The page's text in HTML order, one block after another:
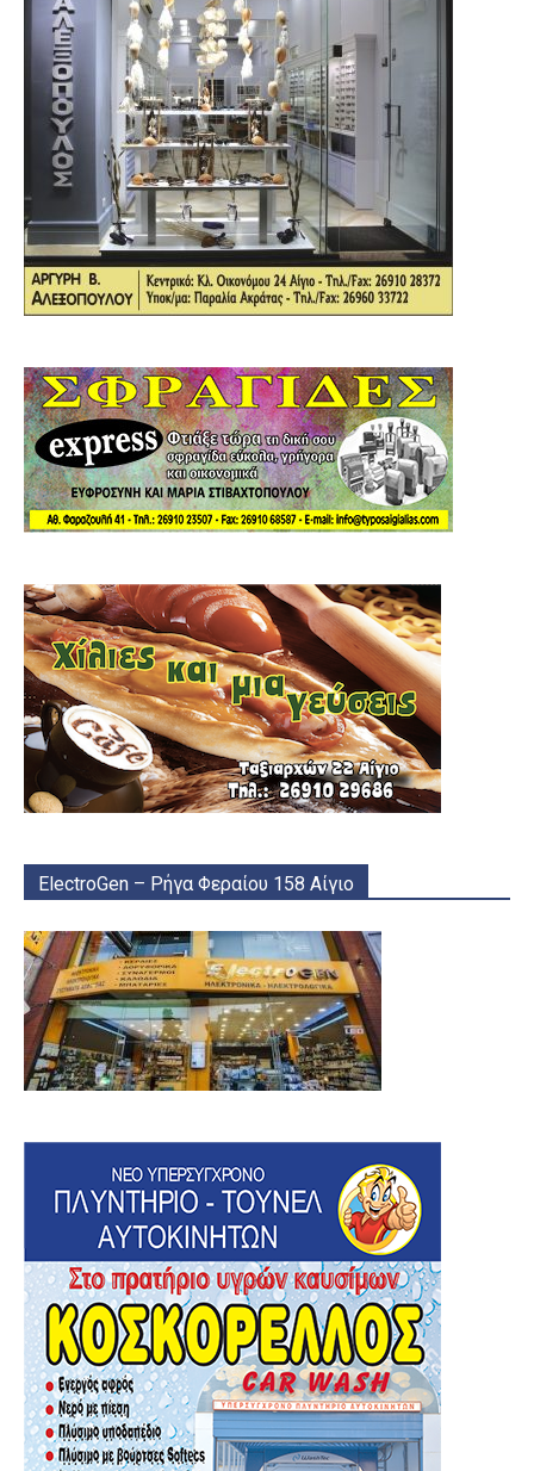
ElectroGen – Ρήγα Φεραίου 158 Αίγιο